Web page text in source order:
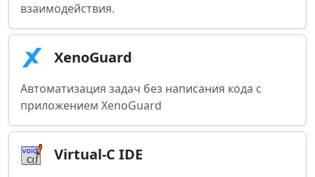
взаимодействия.
XenoGuard
Автоматизация задач без написания кода с
приложением XenoGuard
Virtual-C IDE